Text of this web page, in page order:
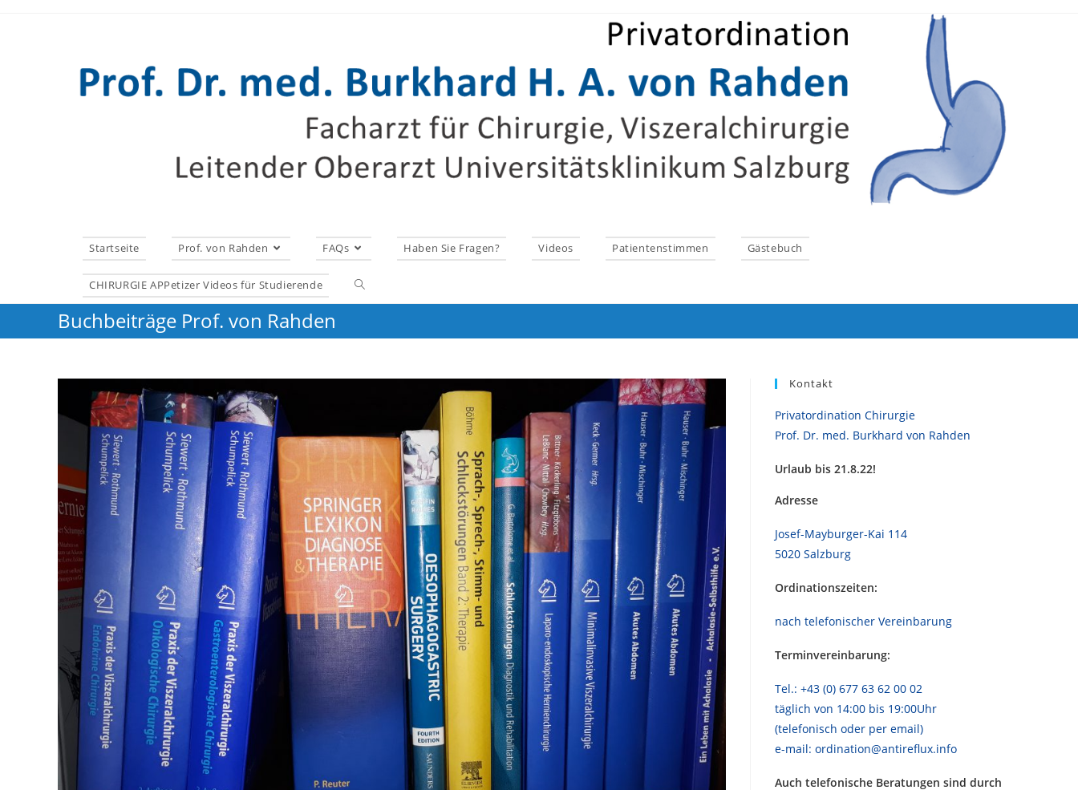
Startseite Prof. von Rahden FAQs Haben Sie Fragen? Videos Patientenstimmen Gästebuch
CHIRURGIE APPetizer Videos für Studierende
Buchbeiträge Prof. von Rahden
Kontakt
Privatordination Chirurgie
Prof. Dr. med. Burkhard von Rahden
Urlaub bis 21.8.22!
Adresse
Josef-Mayburger-Kai 114
5020 Salzburg
Ordinationszeiten:
nach telefonischer Vereinbarung
Terminvereinbarung:
Tel.: +43 (0) 677 63 62 00 02
täglich von 14:00 bis 19:00Uhr
(telefonisch oder per email)
e-mail: ordination@antireflux.info
Auch telefonische Beratungen sind durch